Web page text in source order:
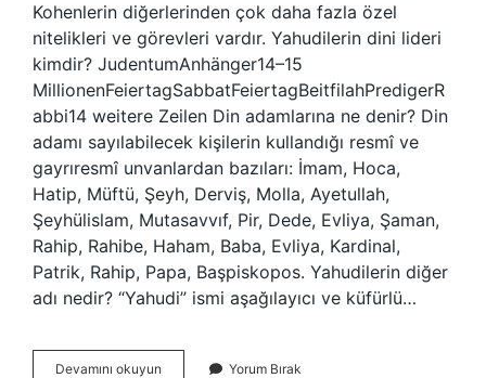
Kohenlerin diğerlerinden çok daha fazla özel
nitelikleri ve görevleri vardır. Yahudilerin dini lideri
kimdir? JudentumAnhänger14–15
MillionenFeiertagSabbatFeiertagBeitfilahPredigerR
abbi14 weitere Zeilen Din adamlarına ne denir? Din
adamı sayılabilecek kişilerin kullandığı resmî ve
gayrıresmî unvanlardan bazıları: İmam, Hoca,
Hatip, Müftü, Şeyh, Derviş, Molla, Ayetullah,
Şeyhülislam, Mutasavvıf, Pir, Dede, Evliya, Şaman,
Rahip, Rahibe, Haham, Baba, Evliya, Kardinal,
Patrik, Rahip, Papa, Başpiskopos. Yahudilerin diğer
adı nedir? “Yahudi” ismi aşağılayıcı ve küfürlü…
Devamını okuyun Yahudilerin Yorum Bırak